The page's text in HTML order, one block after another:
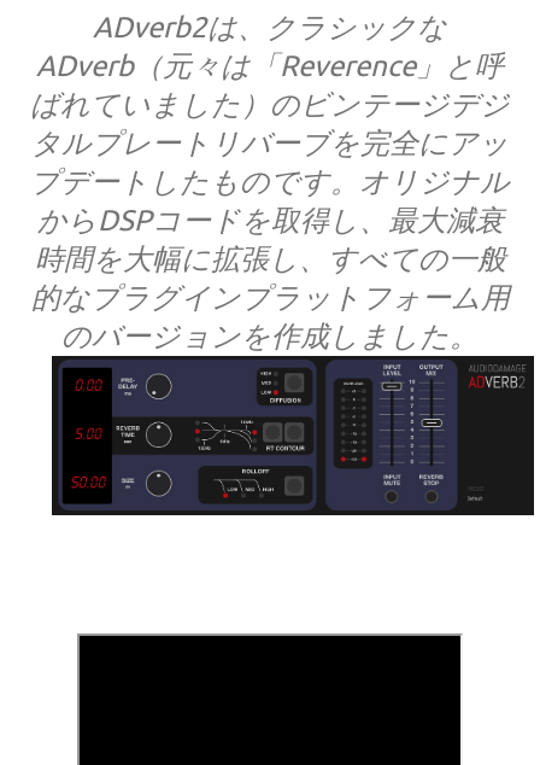
ADverb2は、クラシックな
ADverb（元々は「Reverence」と呼
ばれていました）のビンテージデジ
タルプレートリバーブを完全にアッ
プデートしたものです。オリジナル
からDSPコードを取得し、最大減衰
時間を大幅に拡張し、すべての一般
的なプラグインプラットフォーム用
のバージョンを作成しました。